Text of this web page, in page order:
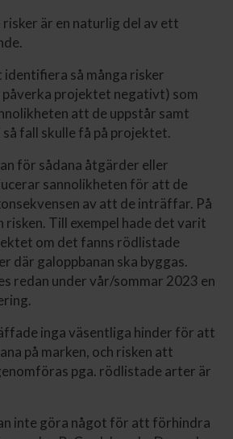
är en naturlig del av ett
så många risker
påverka projektet negativt) som
att de uppstår samt
fall skulle få på projektet.
för sådana åtgärder eller
sannolikheten för att de
av att de inträffar. På
risken. Till exempel hade det varit
om det fanns rödlistade
där galoppbanan ska byggas.
redan under vår/sommar 2023 en
inga väsentliga hinder för att
på marken, och risken att
pga. rödlistade arter är
inte göra något för att förhindra